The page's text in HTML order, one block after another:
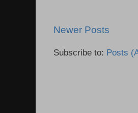
Newer Posts
Subscribe to: Posts